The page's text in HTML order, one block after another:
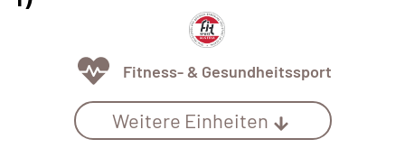
Fitness- & Gesundheitssport
Weitere Einheiten